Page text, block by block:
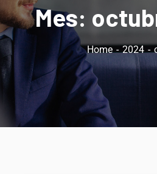
Mes:
Home 2024